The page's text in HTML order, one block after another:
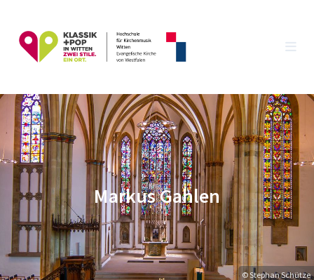
Markus Gahlen
© Stephan Schütze